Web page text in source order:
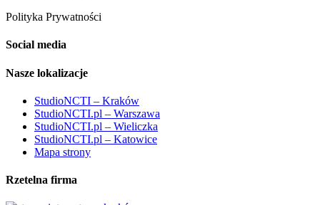
Polityka Prywatności
Social media
Nasze lokalizacje
StudioNCTI – Kraków
StudioNCTI.pl – Warszawa
StudioNCTI.pl – Wieliczka
StudioNCTI.pl – Katowice
Mapa strony
Rzetelna firma